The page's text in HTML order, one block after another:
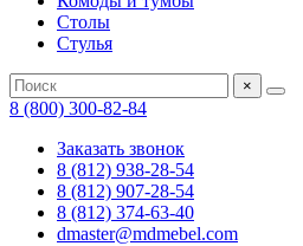
Столы
Стулья
×
8 (800) 300-82-84
Заказать звонок
8 (812) 938-28-54
8 (812) 907-28-54
8 (812) 374-63-40
dmaster@mdmebel.com